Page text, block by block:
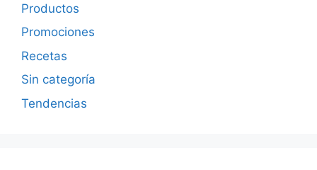
Productos
Promociones
Recetas
Sin categoría
Tendencias